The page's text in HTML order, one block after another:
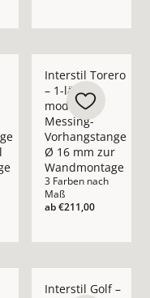
Interstil Torero
– 1-läufige
moderne
Messing-
Vorhangstange
Ø 16 mm zur
Wandmontage
3 Farben nach
Maß
ab€211,00
Interstil Golf –